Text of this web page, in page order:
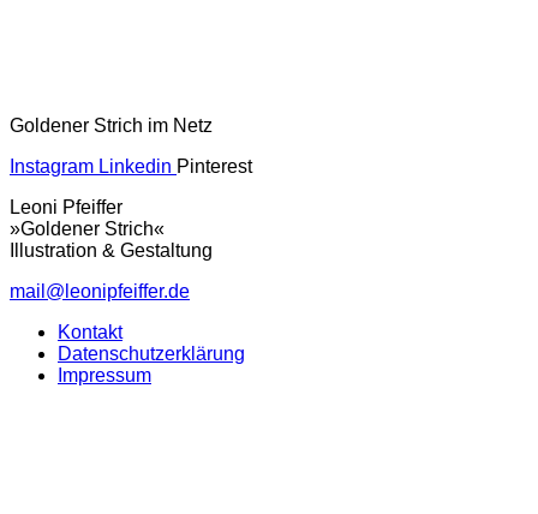
Goldener Strich im Netz
Instagram Linkedin Pinterest
Leoni Pfeiffer
»Goldener Strich«
Illustration & Gestaltung
mail@leonipfeiffer.de
Kontakt
Datenschutzerklärung
Impressum